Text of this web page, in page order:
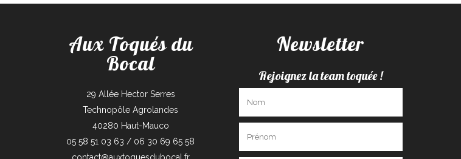
Aux Toqués du
Bocal
29 Allée Hector Serres
Technopôle Agrolandes
40280 Haut-Mauco
05 58 51 03 63 / 06 30 69 65 58
Newsletter
Rejoignez la team toquée !